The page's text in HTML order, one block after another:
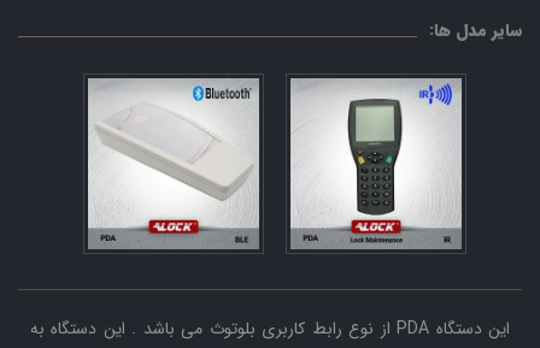
سایر مدل ها:
این دستگاه PDA از نوع رابط کاربری بلوتوث می باشد . این دستگاه به